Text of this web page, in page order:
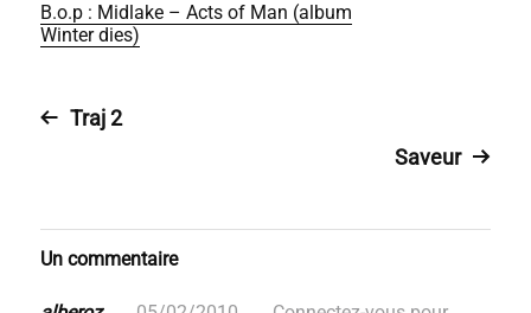
B.o.p : Midlake – Acts of Man (album
Winter dies)
Traj 2
Saveur
Un commentaire